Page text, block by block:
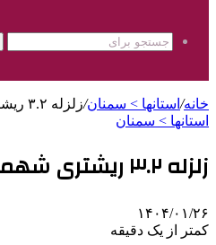
خانه/ استانها > سمنان/زلزله ۳.۲ ریشتری شهمیرزاد را لرزاند
استانها > سمنان
زلزله ۳.۲ ریشتری شهمیرزاد را لرزاند
۱۴۰۴/۰۱/۲۶
کمتر از یک دقیقه